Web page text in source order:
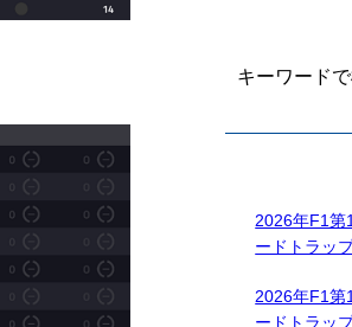
2026年F1第
ードトラッ
2026年F1第
ードトラッ